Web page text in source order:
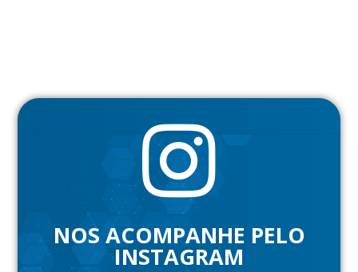
NOS ACOMPANHE PELO
INSTAGRAM